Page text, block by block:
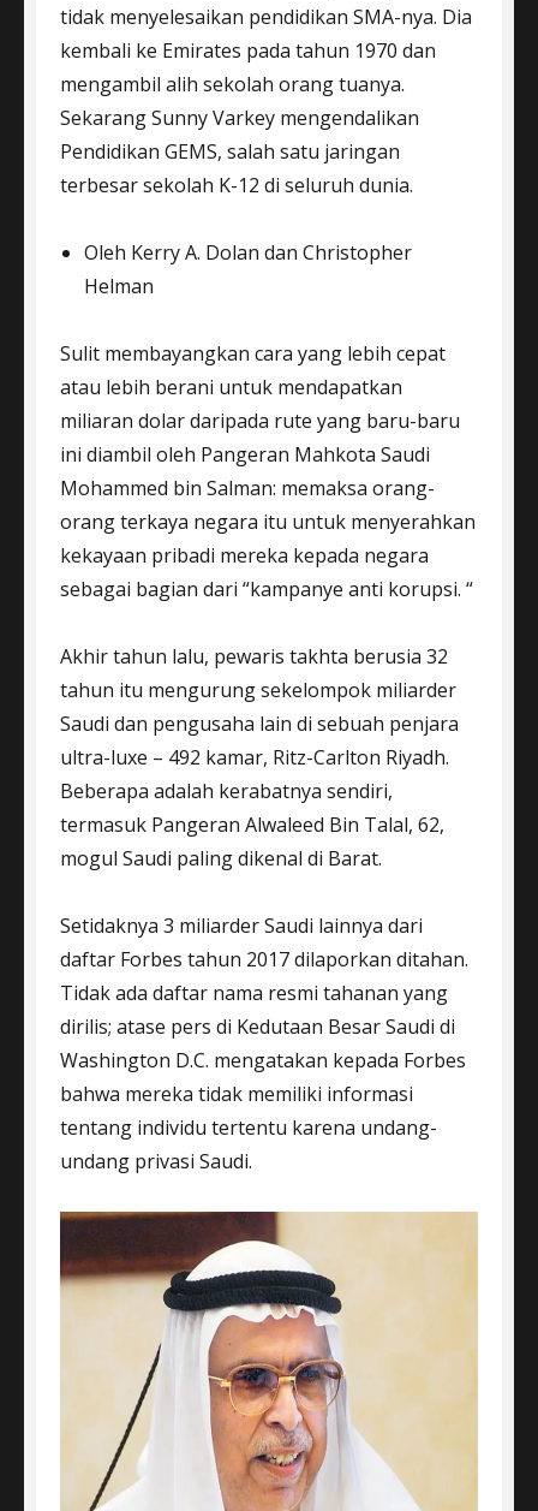
tidak menyelesaikan pendidikan SMA-nya. Dia
kembali ke Emirates pada tahun 1970 dan
mengambil alih sekolah orang tuanya.
Sekarang Sunny Varkey mengendalikan
Pendidikan GEMS, salah satu jaringan
terbesar sekolah K-12 di seluruh dunia.
Oleh Kerry A. Dolan dan Christopher
Helman
Sulit membayangkan cara yang lebih cepat
atau lebih berani untuk mendapatkan
miliaran dolar daripada rute yang baru-baru
ini diambil oleh Pangeran Mahkota Saudi
Mohammed bin Salman: memaksa orang-
orang terkaya negara itu untuk menyerahkan
kekayaan pribadi mereka kepada negara
sebagai bagian dari “kampanye anti korupsi. “
Akhir tahun lalu, pewaris takhta berusia 32
tahun itu mengurung sekelompok miliarder
Saudi dan pengusaha lain di sebuah penjara
ultra-luxe – 492 kamar, Ritz-Carlton Riyadh.
Beberapa adalah kerabatnya sendiri,
termasuk Pangeran Alwaleed Bin Talal, 62,
mogul Saudi paling dikenal di Barat.
Setidaknya 3 miliarder Saudi lainnya dari
daftar Forbes tahun 2017 dilaporkan ditahan.
Tidak ada daftar nama resmi tahanan yang
dirilis; atase pers di Kedutaan Besar Saudi di
Washington D.C. mengatakan kepada Forbes
bahwa mereka tidak memiliki informasi
tentang individu tertentu karena undang-
undang privasi Saudi.